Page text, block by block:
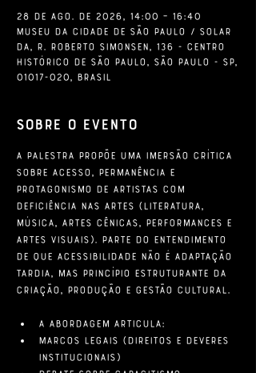
28 de ago. de 2026, 14:00 – 16:40
Museu da Cidade de São Paulo / Solar
da, R. Roberto Simonsen, 136 - Centro
Histórico de São Paulo, São Paulo - SP,
01017-020, Brasil
Sobre o evento
A Palestra propõe uma imersão crítica
sobre acesso, permanência e
protagonismo de artistas com
deficiência nas artes (literatura,
música, artes cênicas, performances e
artes visuais). Parte do entendimento
de que acessibilidade não é adaptação
tardia, mas princípio estruturante da
criação, produção e gestão cultural.
A abordagem articula:
Marcos legais (direitos e deveres
institucionais)